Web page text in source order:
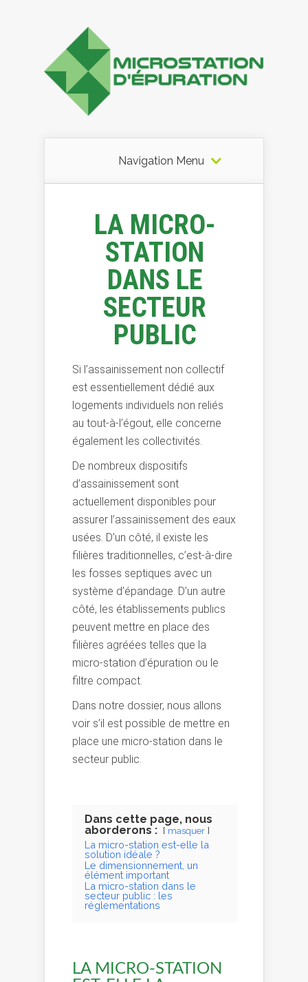
Navigation Menu
LA MICRO-
STATION
DANS LE
SECTEUR
PUBLIC
Si l’assainissement non collectif
est essentiellement dédié aux
logements individuels non reliés
au tout-à-l’égout, elle concerne
également les collectivités.
De nombreux dispositifs
d’assainissement sont
actuellement disponibles pour
assurer l’assainissement des eaux
usées. D’un côté, il existe les
filières traditionnelles, c’est-à-dire
les fosses septiques avec un
système d’épandage. D’un autre
côté, les établissements publics
peuvent mettre en place des
filières agréées telles que la
micro-station d’épuration ou le
filtre compact.
Dans notre dossier, nous allons
voir s’il est possible de mettre en
place une micro-station dans le
secteur public.
Dans cette page, nous
aborderons :
masquer
La micro-station est-elle la
solution idéale ?
Le dimensionnement, un
élément important
La micro-station dans le
secteur public : les
réglementations
LA MICRO-STATION